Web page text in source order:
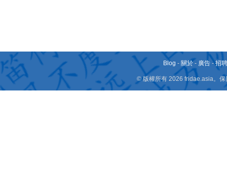
Blog - 關於 - 廣告 -招
© 版權所有 2026 fridae.asia。